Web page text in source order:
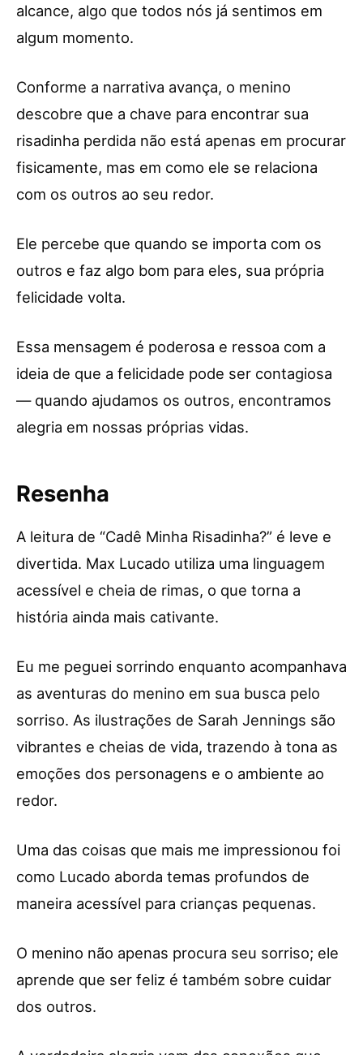
alcance, algo que todos nós já sentimos em
algum momento.
Conforme a narrativa avança, o menino
descobre que a chave para encontrar sua
risadinha perdida não está apenas em procurar
fisicamente, mas em como ele se relaciona
com os outros ao seu redor.
Ele percebe que quando se importa com os
outros e faz algo bom para eles, sua própria
felicidade volta.
Essa mensagem é poderosa e ressoa com a
ideia de que a felicidade pode ser contagiosa
— quando ajudamos os outros, encontramos
alegria em nossas próprias vidas.
Resenha
A leitura de “Cadê Minha Risadinha?” é leve e
divertida. Max Lucado utiliza uma linguagem
acessível e cheia de rimas, o que torna a
história ainda mais cativante.
Eu me peguei sorrindo enquanto acompanhava
as aventuras do menino em sua busca pelo
sorriso. As ilustrações de Sarah Jennings são
vibrantes e cheias de vida, trazendo à tona as
emoções dos personagens e o ambiente ao
redor.
Uma das coisas que mais me impressionou foi
como Lucado aborda temas profundos de
maneira acessível para crianças pequenas.
O menino não apenas procura seu sorriso; ele
aprende que ser feliz é também sobre cuidar
dos outros.